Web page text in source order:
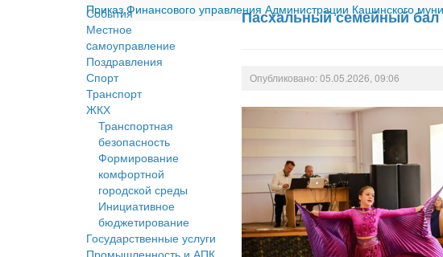
Приказ Финансового управления Администрации Кашинского
События
Местное
cамоуправление
Поздравления
Спорт
Транспорт
ЖКХ
Транспортная
безопасность
Формирование
комфортной
городской среды
Инициативное
бюджетирование
Государственные услуги
Пасхальный семейный
Опубликовано: 05.05.2026, 09:06